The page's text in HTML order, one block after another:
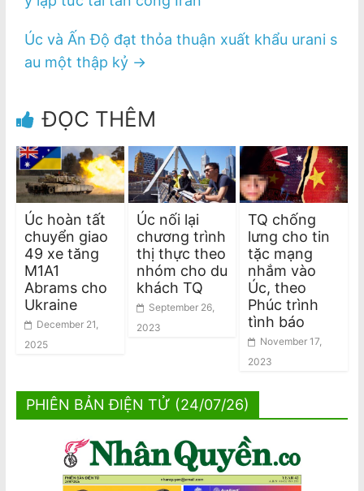
Úc và Ấn Độ đạt thỏa thuận xuất khẩu urani s
au một thập kỷ →
ĐỌC THÊM
Úc hoàn tất
chuyển giao
49 xe tăng
M1A1
Abrams cho
Ukraine
December 21,
2025
Úc nối lại
chương trình
thị thực theo
nhóm cho du
khách TQ
September 26,
2023
TQ chống
lưng cho tin
tặc mạng
nhắm vào
Úc, theo
Phúc trình
tình báo
November 17,
2023
PHIÊN BẢN ĐIỆN TỬ (24/07/26)